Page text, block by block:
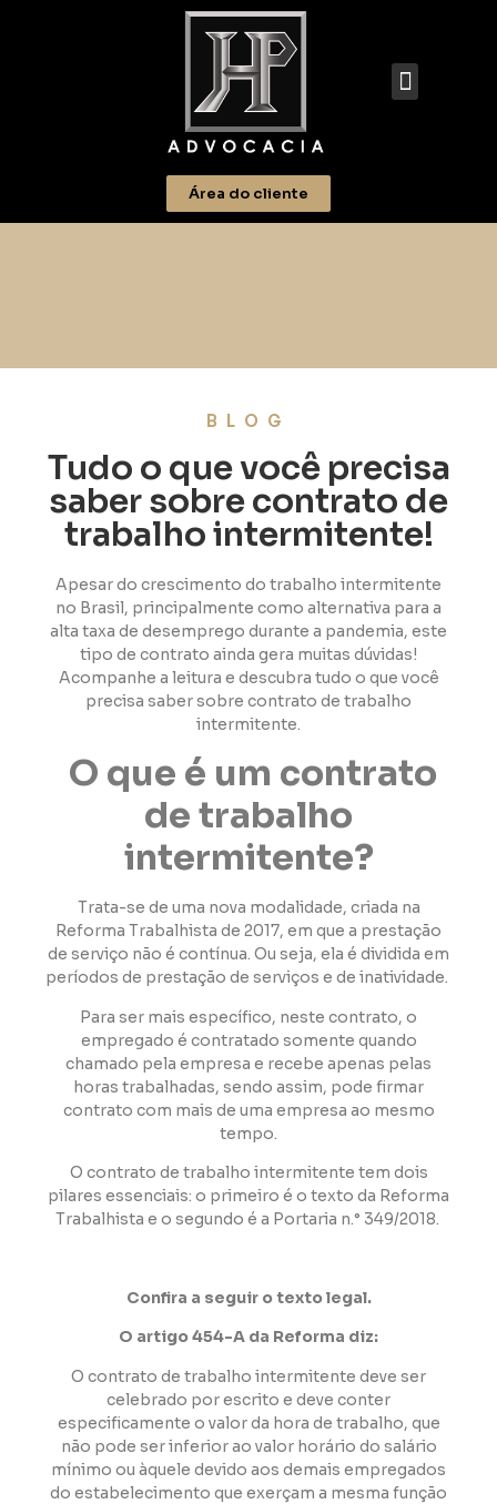
Área do cliente
BLOG
Tudo o que você precisa
saber sobre contrato de
trabalho intermitente!
Apesar do crescimento do trabalho intermitente
no Brasil, principalmente como alternativa para a
alta taxa de desemprego durante a pandemia, este
tipo de contrato ainda gera muitas dúvidas!
Acompanhe a leitura e descubra tudo o que você
precisa saber sobre contrato de trabalho
intermitente.
O que é um contrato
de trabalho
intermitente?
Trata-se de uma nova modalidade, criada na
Reforma Trabalhista de 2017, em que a prestação
de serviço não é contínua. Ou seja, ela é dividida em
períodos de prestação de serviços e de inatividade.
Para ser mais específico, neste contrato, o
empregado é contratado somente quando
chamado pela empresa e recebe apenas pelas
horas trabalhadas, sendo assim, pode firmar
contrato com mais de uma empresa ao mesmo
tempo.
O contrato de trabalho intermitente tem dois
pilares essenciais: o primeiro é o texto da Reforma
Trabalhista e o segundo é a Portaria n.° 349/2018.
Confira a seguir o texto legal.
O artigo 454-A da Reforma diz:
O contrato de trabalho intermitente deve ser
celebrado por escrito e deve conter
especificamente o valor da hora de trabalho, que
não pode ser inferior ao valor horário do salário
mínimo ou àquele devido aos demais empregados
do estabelecimento que exerçam a mesma função